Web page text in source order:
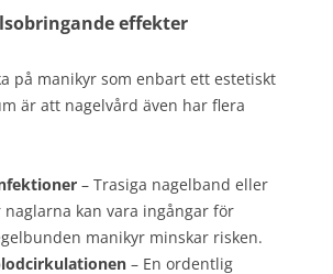
effekter
på manikyr som enbart ett estetiskt
är att nagelvård även har flera
– Trasiga nagelband eller
kan vara ingångar för
manikyr minskar risken.
– En ordentlig